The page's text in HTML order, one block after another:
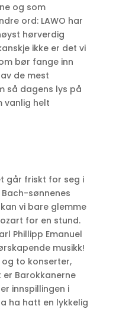
og som
ord: LAWO har
hørverdig
ikke er det vi
bør fange inn
de mest
så dagens lys på
vanlig helt
går friskt for seg i
sønnenes
vi bare glemme
for en stund.
Phillipp Emanuel
musikk!
og to konserter,
er Barokkanerne
innspillingen i
ha hatt en lykkelig